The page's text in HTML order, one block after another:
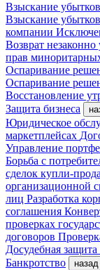
Взыскание
Взыскание
компании
Возврат
прав
Оспаривание
Оспаривание
Восстановление
Защита бизнеса
Юридическое
маркетплейсах
Управление
Борьба с
сделок купли-
организационной
лиц Разработка
соглашения
проверках
договоров
Досудебная защита
Банкротство
назад